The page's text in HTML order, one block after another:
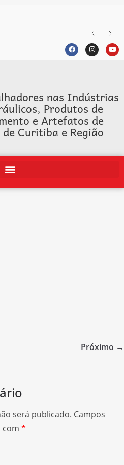
nas Indústrias
Produtos de
e Artefatos de
Curitiba e Região
Próximo →
será publicado. Campos
com *